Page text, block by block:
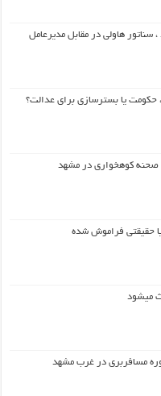
سناتور هاولی در مقابل مدیرعامل
حکومت یا بسترسازی برای عدالت؟
صحنه کوهخواری در مشهد
یا حقیقتی فراموش شده
میشود
مسافربری در غرب مشهد